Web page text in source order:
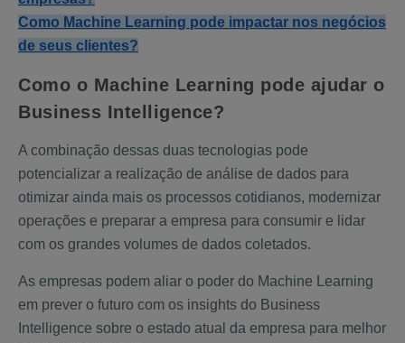
Como Machine Learning pode impactar nos negócios
de seus clientes?
Como o Machine Learning pode ajudar o
Business Intelligence?
A combinação dessas duas tecnologias pode
potencializar a realização de análise de dados para
otimizar ainda mais os processos cotidianos, modernizar
operações e preparar a empresa para consumir e lidar
com os grandes volumes de dados coletados.
As empresas podem aliar o poder do Machine Learning
em prever o futuro com os insights do Business
Intelligence sobre o estado atual da empresa para melhor